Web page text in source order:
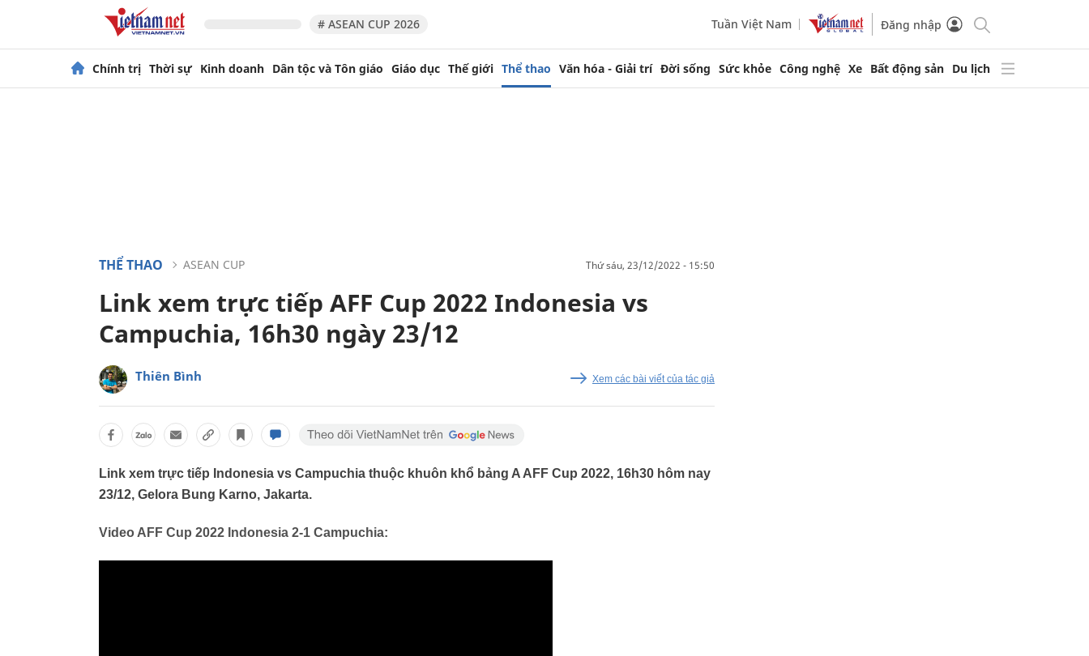
# ASEAN CUP 2026 Tuần Việt Nam Đăng nhập
Chính trị Thời sự Kinh doanh Dân tộc và Tôn giáo Giáo dục Thế giới Thể thao Văn hóa - Giải trí Đời sống Sức khỏe Công nghệ Xe Bất động sản Du lịch
THỂ THAO ASEAN CUP thứ sáu, 23/12/2022 - 15:50
Link xem trực tiếp AFF Cup 2022 Indonesia vs
Campuchia, 16h30 ngày 23/12
Thiên Bình Xem các bài viết của tác giả
Link xem trực tiếp Indonesia vs Campuchia thuộc khuôn khổ bảng A AFF Cup 2022, 16h30 hôm nay
23/12, Gelora Bung Karno, Jakarta.
Video AFF Cup 2022 Indonesia 2-1 Campuchia: